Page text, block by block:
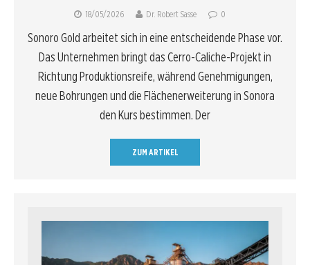
18/05/2026 Dr. Robert Sasse 0
Sonoro Gold arbeitet sich in eine entscheidende Phase vor.
Das Unternehmen bringt das Cerro-Caliche-Projekt in
Richtung Produktionsreife, während Genehmigungen,
neue Bohrungen und die Flächenerweiterung in Sonora
den Kurs bestimmen. Der
ZUM ARTIKEL